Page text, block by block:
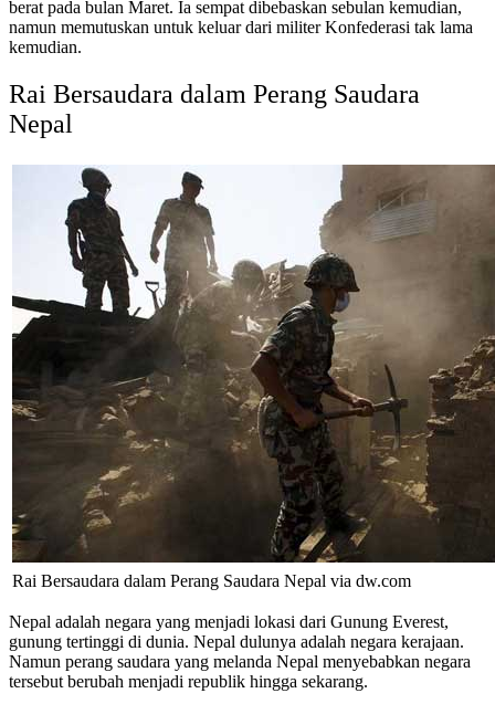
berat pada bulan Maret. Ia sempat dibebaskan sebulan kemudian,
namun memutuskan untuk keluar dari militer Konfederasi tak lama
kemudian.
Rai Bersaudara dalam Perang Saudara
Nepal
Rai Bersaudara dalam Perang Saudara Nepal via dw.com
Nepal adalah negara yang menjadi lokasi dari Gunung Everest,
gunung tertinggi di dunia. Nepal dulunya adalah negara kerajaan.
Namun perang saudara yang melanda Nepal menyebabkan negara
tersebut berubah menjadi republik hingga sekarang.